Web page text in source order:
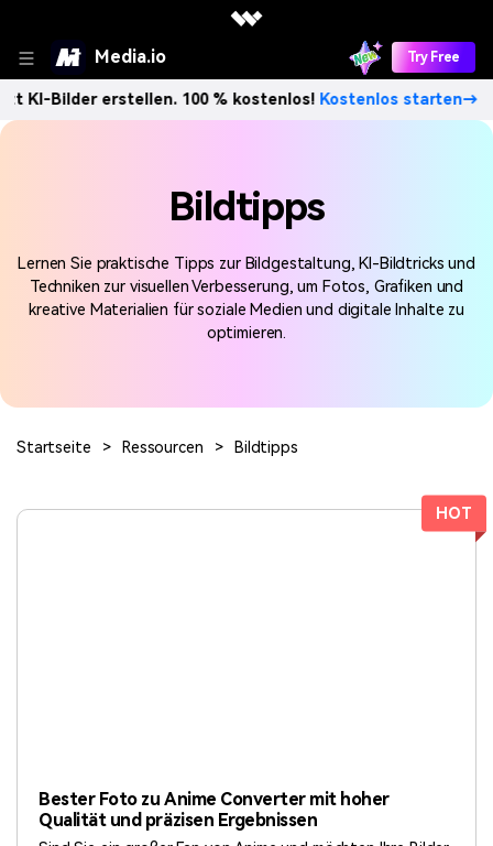
Media.io Try Free
KI-Bilder erstellen. 100 % kostenlos!Kostenlos starten→
Bildtipps
Lernen Sie praktische Tipps zur Bildgestaltung, KI-Bildtricks und
Techniken zur visuellen Verbesserung, um Fotos, Grafiken und
kreative Materialien für soziale Medien und digitale Inhalte zu
optimieren.
Startseite > Ressourcen > Bildtipps
HOT
Bester Foto zu Anime Converter mit hoher
Qualität und präzisen Ergebnissen